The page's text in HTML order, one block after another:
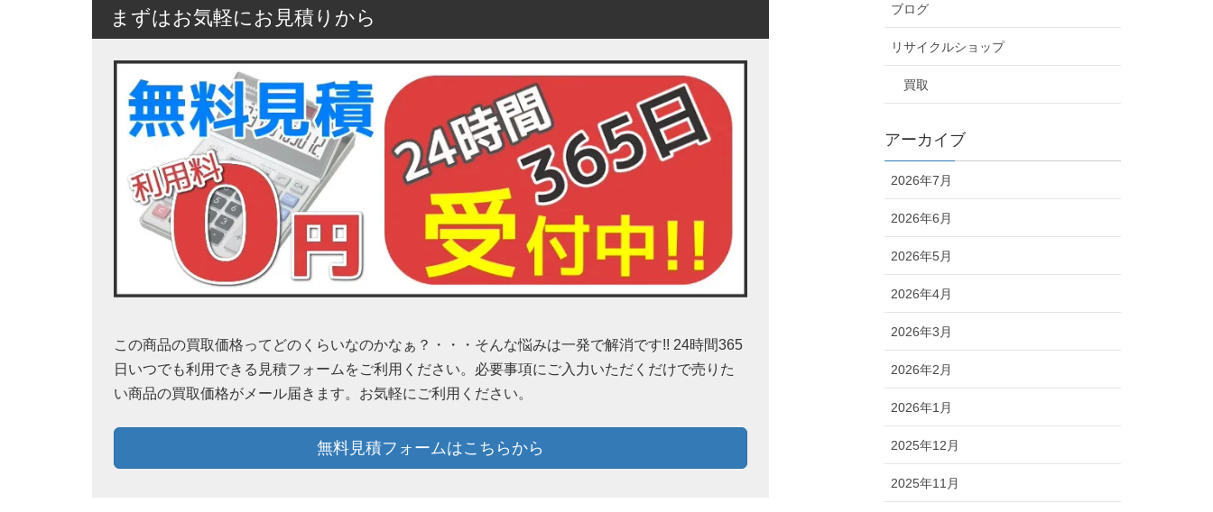
まずはお気軽にお見積りから
この商品の買取価格ってどのくらいなのかなぁ？・・・そんな悩みは一発で解消です!! 24時間365
日いつでも利用できる見積フォームをご利用ください。必要事項にご入力いただくだけで売りた
い商品の買取価格がメール届きます。お気軽にご利用ください。
無料見積フォームはこちらから
ブログ
リサイクルショップ
買取
アーカイブ
2026年7月
2026年6月
2026年5月
2026年4月
2026年3月
2026年2月
2026年1月
2025年12月
2025年11月